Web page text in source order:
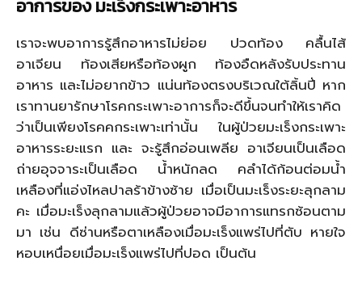
อาการของ มะเร็งกระเพาะอาหาร
เราจะพบอาการรู้สึกอาหารไม่ย่อย ปวดท้อง คลื้นไส้
อาเจียน ท้องเสียหรือท้องผูก ท้องอืดหลังรับประทาน
อาหาร และไม่อยากข้าว แน่นท้องตรงบริเวณใต้ลิ้นปี่ หาก
เราทานยารักษาโรคกระเพาะอาการก็จะดีขึ้นจนทำให้เราคิด
ว่าเป็นเพียงโรคคกระเพาะเท่านั้น ในผู้ป่วยมะเร็งกระเพาะ
อาหารระยะแรก และ จะรู้สึกอ่อนเพลีย อาเจียนเป็นเลือด
ถ่ายอุจจาระเป็นเลือด น้ำหนักลด คลำได้ก้อนต่อมน้ำ
เหลืองที่แอ่งไหลปาลร้าข้างซ้าย เมื่อเป็นมะเร็งระยะลุกลาม
คะ เมื่อมะเร็งลุกลามแล้วผู้ป่วยอาจมีอาการแทรกซ้อนตาม
มา เช่น ดีซ่านหรือตาเหลืองเมื่อมะเร็งแพร่ไปที่ตับ หายใจ
หอบเหนื่อยเมื่อมะเร็งแพร่ไปที่ปอด เป็นต้น